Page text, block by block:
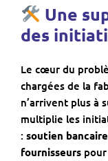
Une
des
Le cœur du
chargées de la
n’arrivent plus à
multiplie les
: soutien bancaire
fournisseurs